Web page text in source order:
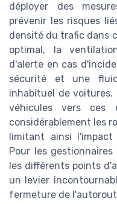
déployer des
prévenir les risques
densité du trafic dans
optimal, la
d'alerte en cas
sécurité et une
inhabituel de
véhicules vers ces
considérablement les
limitant ainsi l'impact
Pour les
les différents points
un levier
fermeture de